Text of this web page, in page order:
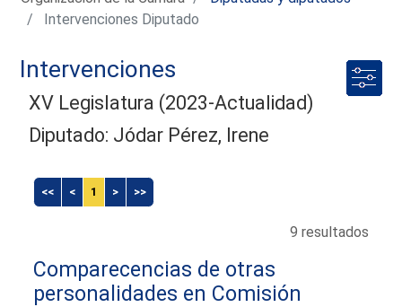
Intervenciones Diputado
Intervenciones
XV Legislatura (2023-Actualidad)
Diputado: Jódar Pérez, Irene
<< < 1 > >>
9 resultados
Comparecencias de otras
personalidades en Comisión